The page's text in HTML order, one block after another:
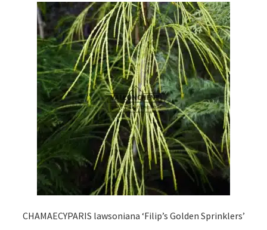
CHAMAECYPARIS lawsoniana ‘Filip’s Golden Sprinklers’